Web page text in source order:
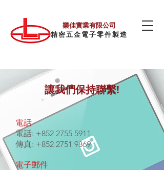
樂佳實業有限公司
精密五金電子零件製造
讓我們保持聯繫!
電話
電話: +852 2755 5911
傳真: +852 2751 9869
電子郵件